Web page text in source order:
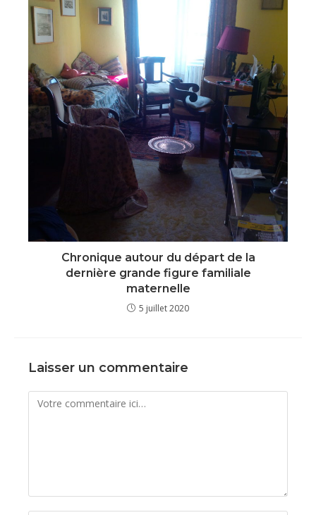
Chronique autour du départ de la
dernière grande figure familiale
maternelle
5 juillet 2020
Laisser un commentaire
Comment